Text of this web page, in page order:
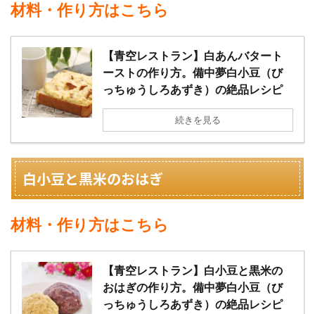
材料・作り方はこちら
【青空レストラン】白あんバタート
ーストの作り方。備中夢白小豆（び
っちゅうしろあずき）の絶品レシピ
続きを見る
白小豆と黒米のおはぎ
材料・作り方はこちら
【青空レストラン】白小豆と黒米の
おはぎの作り方。備中夢白小豆（び
っちゅうしろあずき）の絶品レシピ